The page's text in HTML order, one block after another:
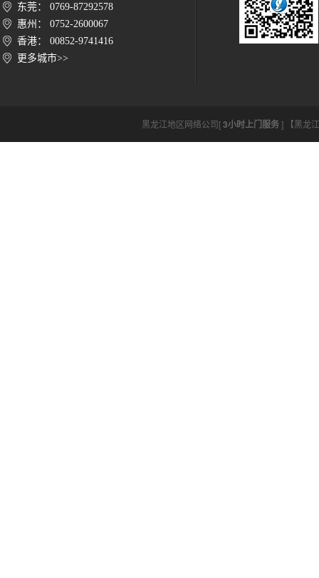
东莞： 0769-87292578
惠州： 0752-2600067
香港： 00852-9741416
更多城市>>
黑龙江地区网络公司[3小时上门服务] 【黑龙